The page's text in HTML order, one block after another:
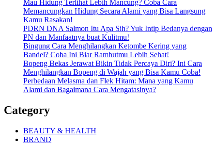
Mau Hidung Terlihat Lebih Mancung? Coba Cara
Memancungkan Hidung Secara Alami yang Bisa Langsung
Kamu Rasakan!
PDRN DNA Salmon Itu Apa Sih? Yuk Intip Bedanya dengan
PN dan Manfaatnya buat Kulitmu!
Bingung Cara Menghilangkan Ketombe Kering yang
Bandel? Coba Ini Biar Rambutmu Lebih Sehat!
Bopeng Bekas Jerawat Bikin Tidak Percaya Diri? Ini Cara
Menghilangkan Bopeng di Wajah yang Bisa Kamu Coba!
Perbedaan Melasma dan Flek Hitam: Mana yang Kamu
Alami dan Bagaimana Cara Mengatasinya?
Category
BEAUTY & HEALTH
BRAND